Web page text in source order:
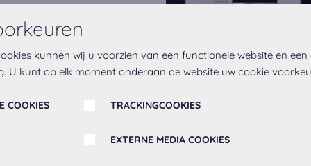
kunnen wij u voorzien van een functionele website en een
U kunt op elk moment onderaan de website uw cookie
COOKIES TRACKINGCOOKIES
EXTERNE MEDIA COOKIES